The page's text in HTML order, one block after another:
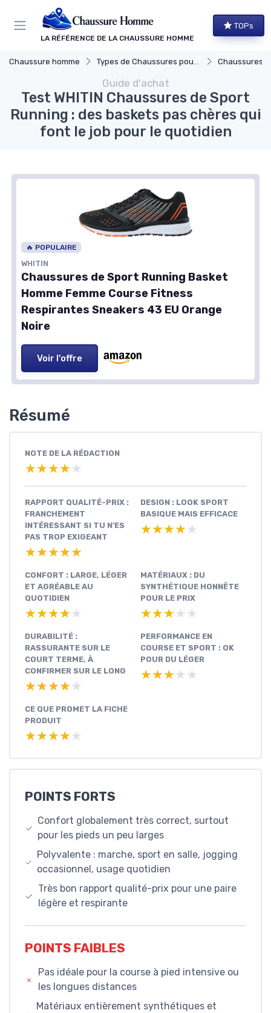
LA RÉFÉRENCE DE LA CHAUSSURE HOMME
TOPs
Chaussure homme Types de Chaussures pour Hommes Chaussures
Guide d'achat
Test WHITIN Chaussures de Sport
Running : des baskets pas chères qui
font le job pour le quotidien
🔥 POPULAIRE
WHITIN
Chaussures de Sport Running Basket
Homme Femme Course Fitness
Respirantes Sneakers 43 EU Orange
Noire
Voir l'offre
Résumé
NOTE DE LA RÉDACTION
★★★★★
★★★★★
RAPPORT QUALITÉ-PRIX :
FRANCHEMENT
INTÉRESSANT SI TU N’ES
PAS TROP EXIGEANT
★★★★★
★★★★★
DESIGN : LOOK SPORT
BASIQUE MAIS EFFICACE
★★★★★
★★★★★
CONFORT : LARGE, LÉGER
ET AGRÉABLE AU
QUOTIDIEN
★★★★★
★★★★★
MATÉRIAUX : DU
SYNTHÉTIQUE HONNÊTE
POUR LE PRIX
★★★★★
★★★★★
DURABILITÉ :
RASSURANTE SUR LE
COURT TERME, À
CONFIRMER SUR LE LONG
★★★★★
★★★★★
PERFORMANCE EN
COURSE ET SPORT : OK
POUR DU LÉGER
★★★★★
★★★★★
CE QUE PROMET LA FICHE
PRODUIT
★★★★★
★★★★★
POINTS FORTS
Confort globalement très correct, surtout
pour les pieds un peu larges
Polyvalente : marche, sport en salle, jogging
occasionnel, usage quotidien
Très bon rapport qualité-prix pour une paire
légère et respirante
POINTS FAIBLES
Pas idéale pour la course à pied intensive ou
les longues distances
Matériaux entièrement synthétiques et
Panneau de gestion des cookies